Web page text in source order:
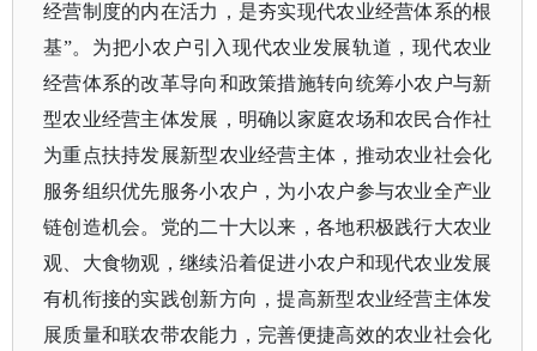
经营制度的内在活力，是夯实现代农业经营体系的根
基”。为把小农户引入现代农业发展轨道，现代农业
经营体系的改革导向和政策措施转向统筹小农户与新
型农业经营主体发展，明确以家庭农场和农民合作社
为重点扶持发展新型农业经营主体，推动农业社会化
服务组织优先服务小农户，为小农户参与农业全产业
链创造机会。党的二十大以来，各地积极践行大农业
观、 大食物观 ，继续沿着促进小农户和现代农业发展
有机衔接的实践创新方向，提高新型农业经营主体发
展质量和联农带农能力，完善便捷高效的农业社会化